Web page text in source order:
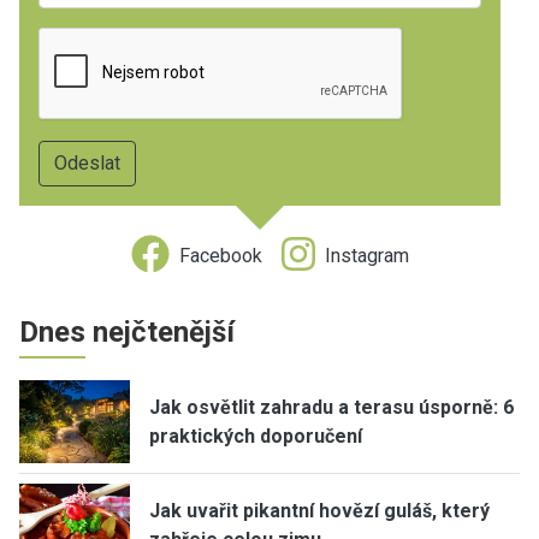
Facebook Instagram
Dnes nejčtenější
Jak osvětlit zahradu a terasu úsporně: 6
praktických doporučení
Jak uvařit pikantní hovězí guláš, který